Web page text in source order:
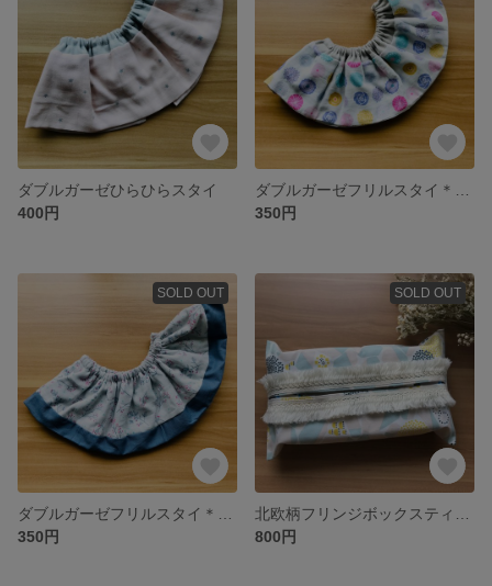
ダブルガーゼひらひらスタイ
400円
350円
SOLD OUT
350円
SOLD OUT
800円